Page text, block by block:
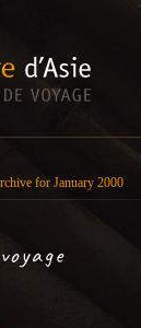
for January 2000